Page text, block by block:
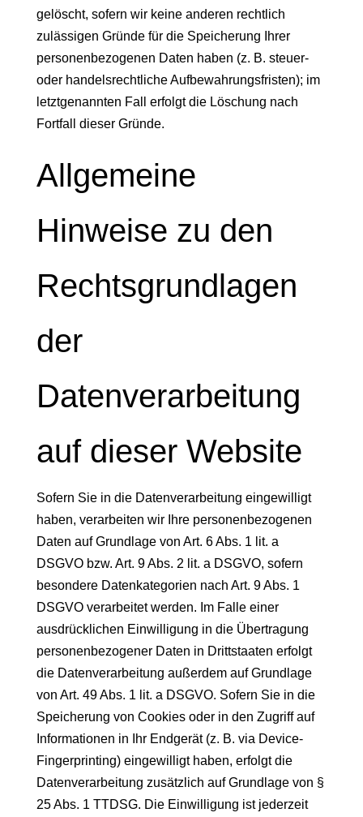
gelöscht, sofern wir keine anderen rechtlich
zulässigen Gründe für die Speicherung Ihrer
personenbezogenen Daten haben (z. B. steuer-
oder handelsrechtliche Aufbewahrungsfristen); im
letztgenannten Fall erfolgt die Löschung nach
Fortfall dieser Gründe.
Allgemeine
Hinweise zu den
Rechtsgrundlagen
der
Datenverarbeitung
auf dieser Website
Sofern Sie in die Datenverarbeitung eingewilligt
haben, verarbeiten wir Ihre personenbezogenen
Daten auf Grundlage von Art. 6 Abs. 1 lit. a
DSGVO bzw. Art. 9 Abs. 2 lit. a DSGVO, sofern
besondere Datenkategorien nach Art. 9 Abs. 1
DSGVO verarbeitet werden. Im Falle einer
ausdrücklichen Einwilligung in die Übertragung
personenbezogener Daten in Drittstaaten erfolgt
die Datenverarbeitung außerdem auf Grundlage
von Art. 49 Abs. 1 lit. a DSGVO. Sofern Sie in die
Speicherung von Cookies oder in den Zugriff auf
Informationen in Ihr Endgerät (z. B. via Device-
Fingerprinting) eingewilligt haben, erfolgt die
Datenverarbeitung zusätzlich auf Grundlage von §
25 Abs. 1 TTDSG. Die Einwilligung ist jederzeit